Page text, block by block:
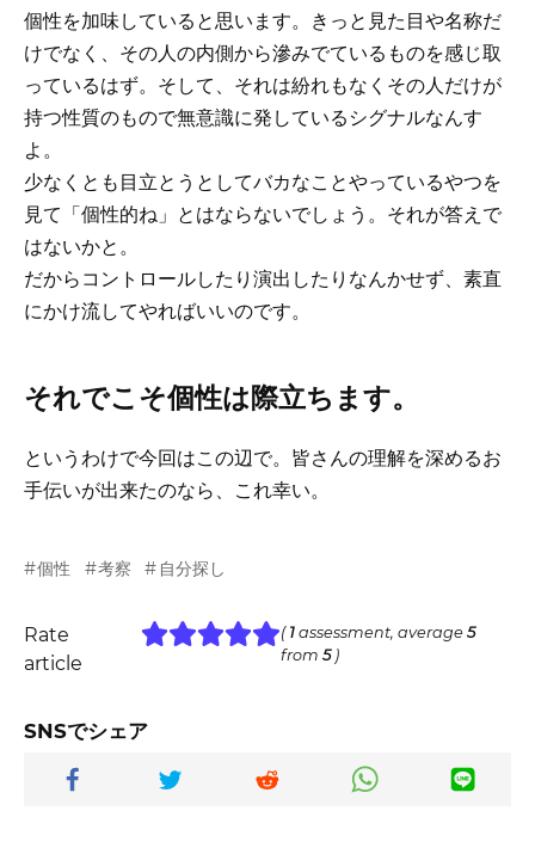
個性を加味していると思います。きっと見た目や名称だ
けでなく、その人の内側から滲みでているものを感じ取
っているはず。そして、それは紛れもなくその人だけが
持つ性質のもので無意識に発しているシグナルなんす
よ。
少なくとも目立とうとしてバカなことやっているやつを
見て「個性的ね」とはならないでしょう。それが答えで
はないかと。
だからコントロールしたり演出したりなんかせず、素直
にかけ流してやればいいのです。
それでこそ個性は際立ちます。
というわけで今回はこの辺で。皆さんの理解を深めるお
手伝いが出来たのなら、これ幸い。
個性 考察 自分探し
Rate
article
( 1assessment, average 5
from 5)
SNSでシェア